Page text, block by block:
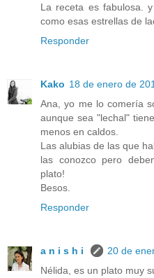
La receta es fabulosa.
como esas estrellas de
Responder
Kako 18 de enero de
Ana, yo me lo comería
aunque sea "lechal"
menos en caldos.
Las alubias de las que
las conozco pero
plato!
Besos.
Responder
a n i s h i
20 de
Nélida, es un plato muy